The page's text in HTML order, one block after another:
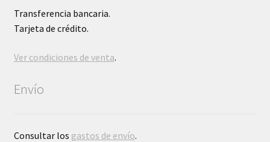
Transferencia bancaria.
Tarjeta de crédito.
Ver condiciones de venta.
Envío
Consultar los gastos de envío.